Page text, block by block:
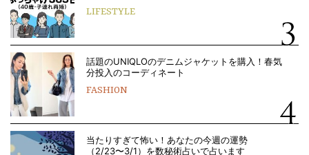
LIFESTYLE
話題のUNIQLOのデニムジャケットを購入！春気
分投入のコーディネート
FASHION
当たりすぎて怖い！あなたの今週の運勢
（2/23〜3/1）を数秘術占いで占います